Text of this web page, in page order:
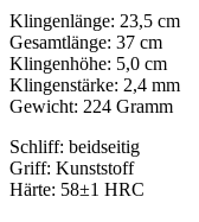
Klingenlänge: 23,5 cm
Gesamtlänge: 37 cm
Klingenhöhe: 5,0 cm
Klingenstärke: 2,4 mm
Gewicht: 224 Gramm
Schliff: beidseitig
Griff: Kunststoff
Härte: 58±1 HRC